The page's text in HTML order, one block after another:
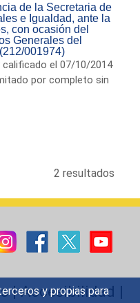
y propias para
de la Secretaria de
e Igualdad, ante la
con ocasión del
Generales del
001974)
el 07/10/2014
por completo sin
2 resultados
|Accesibilidad |